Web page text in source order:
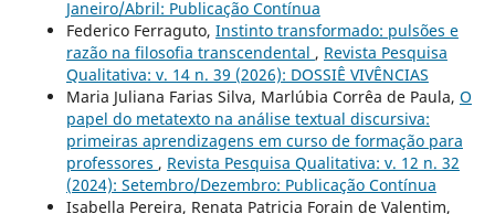
Janeiro/Abril: Publicação Contínua
Federico Ferraguto, Instinto transformado: pulsões e
razão na filosofia transcendental , Revista Pesquisa
Qualitativa: v. 14 n. 39 (2026): DOSSIÊ VIVÊNCIAS
Maria Juliana Farias Silva, Marlúbia Corrêa de Paula, O
papel do metatexto na análise textual discursiva:
primeiras aprendizagens em curso de formação para
professores , Revista Pesquisa Qualitativa: v. 12 n. 32
(2024): Setembro/Dezembro: Publicação Contínua
Isabella Pereira, Renata Patricia Forain de Valentim,